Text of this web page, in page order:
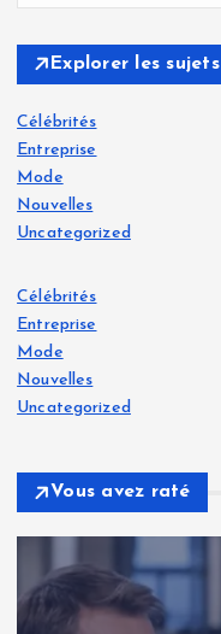
Explorer les sujets
Célébrités
Entreprise
Mode
Nouvelles
Uncategorized
Célébrités
Entreprise
Mode
Nouvelles
Uncategorized
Vous avez raté